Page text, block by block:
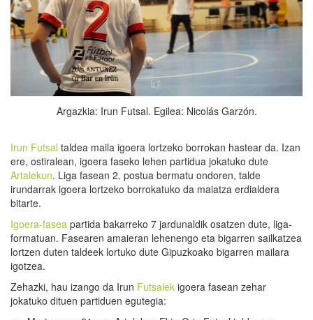
Argazkia: Irun Futsal. Egilea: Nicolás Garzón.
Irun Futsal taldea maila igoera lortzeko borrokan hastear da. Izan
ere, ostiralean, igoera faseko lehen partidua jokatuko dute
Artalekun. Liga fasean 2. postua bermatu ondoren, talde
irundarrak igoera lortzeko borrokatuko da maiatza erdialdera
bitarte.
Igoera-fasea partida bakarreko 7 jardunaldik osatzen dute, liga-
formatuan. Fasearen amaieran lehenengo eta bigarren sailkatzea
lortzen duten taldeek lortuko dute Gipuzkoako bigarren mailara
igotzea.
Zehazki, hau izango da Irun Futsalek igoera fasean zehar
jokatuko dituen partiduen egutegia: